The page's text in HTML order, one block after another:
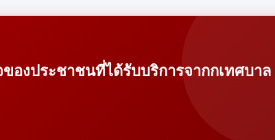
องประชาชนที่ได้รับบริการจากกเทศบาล